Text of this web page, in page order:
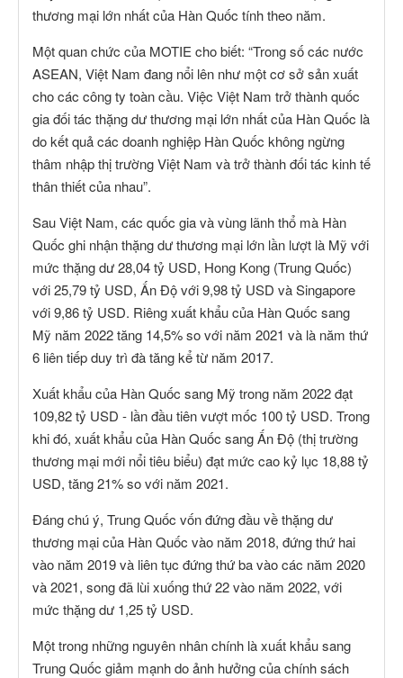
thương mại lớn nhất của Hàn Quốc tính theo năm.
Một quan chức của MOTIE cho biết: “Trong số các nước
ASEAN, Việt Nam đang nổi lên như một cơ sở sản xuất
cho các công ty toàn cầu. Việc Việt Nam trở thành quốc
gia đối tác thặng dư thương mại lớn nhất của Hàn Quốc là
do kết quả các doanh nghiệp Hàn Quốc không ngừng
thâm nhập thị trường Việt Nam và trở thành đối tác kinh tế
thân thiết của nhau”.
Sau Việt Nam, các quốc gia và vùng lãnh thổ mà Hàn
Quốc ghi nhận thặng dư thương mại lớn lần lượt là Mỹ với
mức thặng dư 28,04 tỷ USD, Hong Kong (Trung Quốc)
với 25,79 tỷ USD, Ấn Độ với 9,98 tỷ USD và Singapore
với 9,86 tỷ USD. Riêng xuất khẩu của Hàn Quốc sang
Mỹ năm 2022 tăng 14,5% so với năm 2021 và là năm thứ
6 liên tiếp duy trì đà tăng kể từ năm 2017.
Xuất khẩu của Hàn Quốc sang Mỹ trong năm 2022 đạt
109,82 tỷ USD - lần đầu tiên vượt mốc 100 tỷ USD. Trong
khi đó, xuất khẩu của Hàn Quốc sang Ấn Độ (thị trường
thương mại mới nổi tiêu biểu) đạt mức cao kỷ lục 18,88 tỷ
USD, tăng 21% so với năm 2021.
Đáng chú ý, Trung Quốc vốn đứng đầu về thặng dư
thương mại của Hàn Quốc vào năm 2018, đứng thứ hai
vào năm 2019 và liên tục đứng thứ ba vào các năm 2020
và 2021, song đã lùi xuống thứ 22 vào năm 2022, với
mức thặng dư 1,25 tỷ USD.
Một trong những nguyên nhân chính là xuất khẩu sang
Trung Quốc giảm mạnh do ảnh hưởng của chính sách